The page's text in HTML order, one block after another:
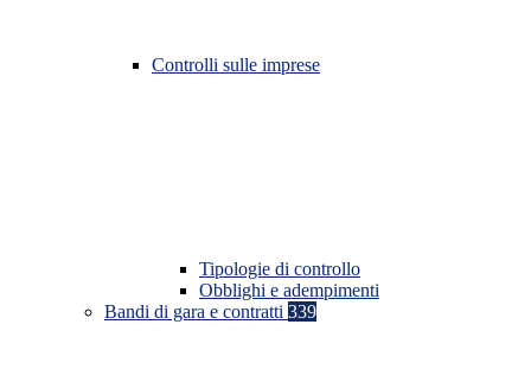
Controlli sulle imprese
Tipologie di controllo
Obblighi e adempimenti
Bandi di gara e contratti 339